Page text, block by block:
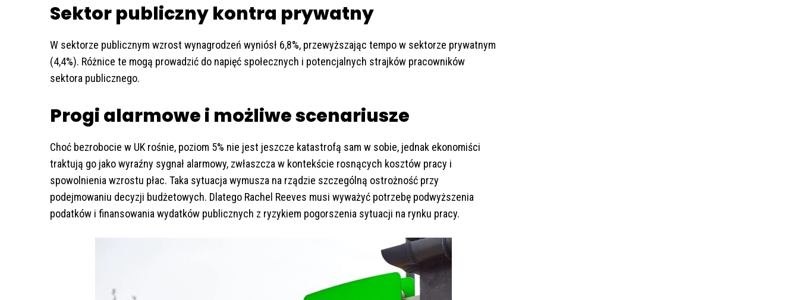
Sektor publiczny kontra prywatny
W sektorze publicznym wzrost wynagrodzeń wyniósł 6,8%, przewyższając tempo w sektorze prywatnym
(4,4%). Różnice te mogą prowadzić do napięć społecznych i potencjalnych strajków pracowników
sektora publicznego.
Progi alarmowe i możliwe scenariusze
Choć bezrobocie w UK rośnie, poziom 5% nie jest jeszcze katastrofą sam w sobie, jednak ekonomiści
traktują go jako wyraźny sygnał alarmowy, zwłaszcza w kontekście rosnących kosztów pracy i
spowolnienia wzrostu płac. Taka sytuacja wymusza na rządzie szczególną ostrożność przy
podejmowaniu decyzji budżetowych. Dlatego Rachel Reeves musi wyważyć potrzebę podwyższenia
podatków i finansowania wydatków publicznych z ryzykiem pogorszenia sytuacji na rynku pracy.